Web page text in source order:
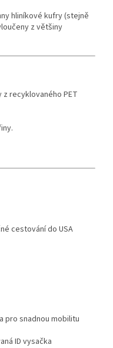
hliníkové kufry (stejně
z většiny
recyklovaného PET
cestování do USA
pro snadnou mobilitu
ID vysačka